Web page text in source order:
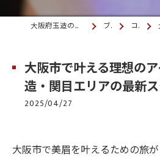
大阪府玉造のマツエクならcolette. 玉造 ブログ コラム
大阪市で叶える理想の
造・関目エリアの最新
2025/04/27
大阪市で美眉を叶えるための旅が